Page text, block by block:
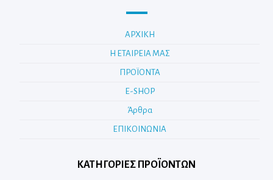
ΑΡΧΙΚΗ
Η ΕΤΑΙΡΕΙΑ ΜΑΣ
ΠΡΟΪΟΝΤΑ
E-SHOP
Άρθρα
ΕΠΙΚΟΙΝΩΝΙΑ
ΚΑΤΗΓΟΡΊΕΣ ΠΡΟΪΌΝΤΩΝ